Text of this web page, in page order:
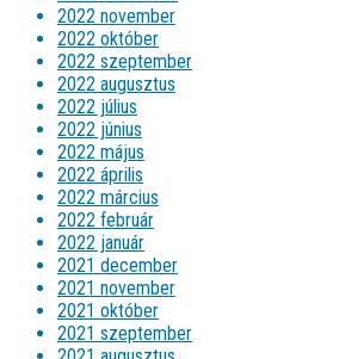
2022 november
2022 október
2022 szeptember
2022 augusztus
2022 július
2022 június
2022 május
2022 április
2022 március
2022 február
2022 január
2021 december
2021 november
2021 október
2021 szeptember